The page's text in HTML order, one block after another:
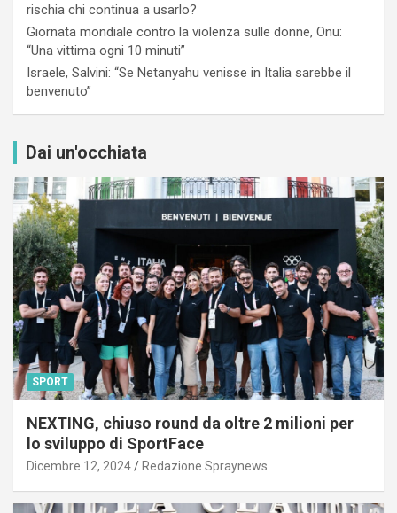
rischia chi continua a usarlo?
Giornata mondiale contro la violenza sulle donne, Onu:
“Una vittima ogni 10 minuti”
Israele, Salvini: “Se Netanyahu venisse in Italia sarebbe il
benvenuto”
Dai un'occhiata
SPORT
NEXTING, chiuso round da oltre 2 milioni per
lo sviluppo di SportFace
Dicembre 12, 2024 Redazione Spraynews